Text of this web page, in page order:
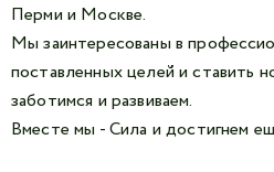
Перми и Москве.
Мы заинтересованы в
поставленных целей и ставить
заботимся и развиваем.
Вместе мы - Сила и достигнем